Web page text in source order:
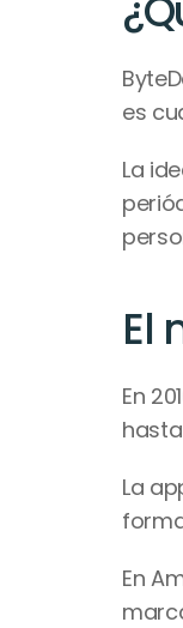
es
La
El
En
La
En